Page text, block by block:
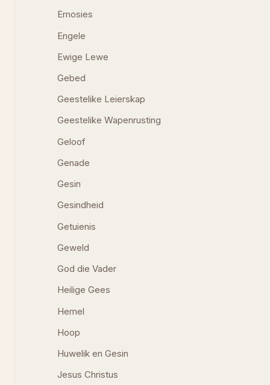
Emosies
Engele
Ewige Lewe
Gebed
Geestelike Leierskap
Geestelike Wapenrusting
Geloof
Genade
Gesin
Gesindheid
Getuienis
Geweld
God die Vader
Heilige Gees
Hemel
Hoop
Huwelik en Gesin
Jesus Christus